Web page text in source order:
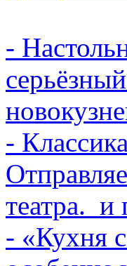
-
-
театра. и
- «Кухня